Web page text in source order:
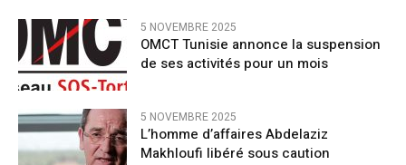
5 NOVEMBRE 2025
OMCT Tunisie annonce la suspension
de ses activités pour un mois
5 NOVEMBRE 2025
L’homme d’affaires Abdelaziz
Makhloufi libéré sous caution